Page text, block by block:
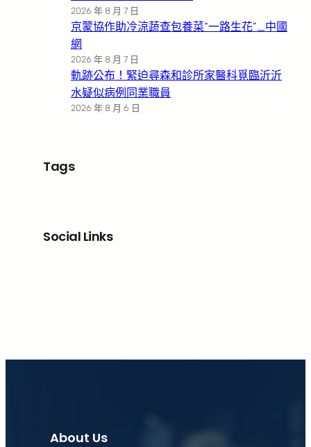
2026 年 8 月 7 日
京蒙協作助冷涼蔬查包養菜“一路生花”_中國
網
2026 年 8 月 7 日
軌跡公布！緊迫尋森和診所家醫科覓臨沂沂
水疑似病例同業職員
2026 年 8 月 6 日
Tags
Social Links
About Us